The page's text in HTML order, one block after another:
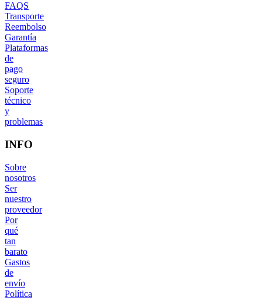
FAQS
Transporte
Reembolso
Garantía
Plataformas
de
pago
seguro
Soporte
técnico
y
problemas
INFO
Sobre
nosotros
Ser
nuestro
proveedor
Por
qué
tan
barato
Gastos
de
envío
Política